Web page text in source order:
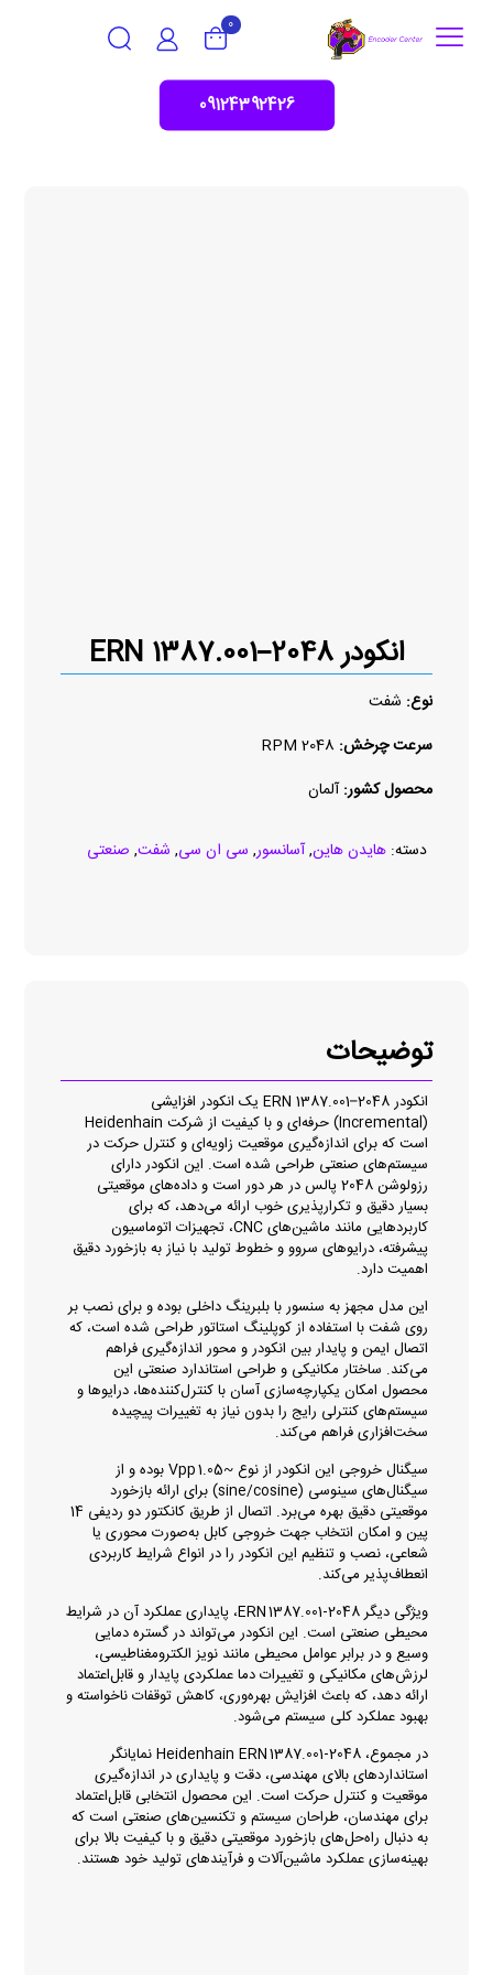
0
09124392426
انکودر ERN 1387.001–2048
نوع: شفت
سرعت چرخش: 2048 RPM
محصول کشور:آلمان
دسته:هایدن هاین,آسانسور, سی ان سی, شفت, صنعتی
توضیحات
انکودر ERN 1387.001–2048 یک انکودر افزایشی
(Incremental) حرفه‌ای و با کیفیت از شرکت Heidenhain
است که برای اندازه‌گیری موقعیت زاویه‌ای و کنترل حرکت در
سیستم‌های صنعتی طراحی شده است. این انکودر دارای
رزولوشن 2048 پالس در هر دور است و داده‌های موقعیتی
بسیار دقیق و تکرارپذیری خوب ارائه می‌دهد، که برای
کاربردهایی مانند ماشین‌های CNC، تجهیزات اتوماسیون
پیشرفته، درایوهای سروو و خطوط تولید با نیاز به بازخورد دقیق
اهمیت دارد.
این مدل مجهز به سنسور با بلبرینگ داخلی بوده و برای نصب بر
روی شفت با استفاده از کوپلینگ استاتور طراحی شده است، که
اتصال ایمن و پایدار بین انکودر و محور اندازه‌گیری فراهم
می‌کند. ساختار مکانیکی و طراحی استاندارد صنعتی این
محصول امکان یکپارچه‌سازی آسان با کنترل‌کننده‌ها، درایوها و
سیستم‌های کنترلی رایج را بدون نیاز به تغییرات پیچیده
سخت‌افزاری فراهم می‌کند.
سیگنال خروجی این انکودر از نوع ~1.05 Vpp بوده و از
سیگنال‌های سینوسی (sine/cosine) برای ارائه بازخورد
موقعیتی دقیق بهره می‌برد. اتصال از طریق کانکتور دو ردیفی 14
پین و امکان انتخاب جهت خروجی کابل به‌صورت محوری یا
شعاعی، نصب و تنظیم این انکودر را در انواع شرایط کاربردی
انعطاف‌پذیر می‌کند.
ویژگی دیگر ERN 1387.001‑2048، پایداری عملکرد آن در شرایط
محیطی صنعتی است. این انکودر می‌تواند در گستره دمایی
وسیع و در برابر عوامل محیطی مانند نویز الکترومغناطیسی،
لرزش‌های مکانیکی و تغییرات دما عملکردی پایدار و قابل‌اعتماد
ارائه دهد، که باعث افزایش بهره‌وری، کاهش توقفات ناخواسته و
بهبود عملکرد کلی سیستم می‌شود.
در مجموع، Heidenhain ERN 1387.001‑2048 نمایانگر
استانداردهای بالای مهندسی، دقت و پایداری در اندازه‌گیری
موقعیت و کنترل حرکت است. این محصول انتخابی قابل‌اعتماد
برای مهندسان، طراحان سیستم و تکنسین‌های صنعتی است که
به دنبال راه‌حل‌های بازخورد موقعیتی دقیق و با کیفیت بالا برای
بهینه‌سازی عملکرد ماشین‌آلات و فرآیندهای تولید خود هستند.